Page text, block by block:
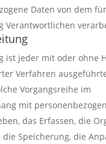
Daten von dem
Verantwortlichen
ist jeder mit oder ohne
Verfahren
Vorgangsreihe im
mit
das Erfassen, die
die Speicherung, die